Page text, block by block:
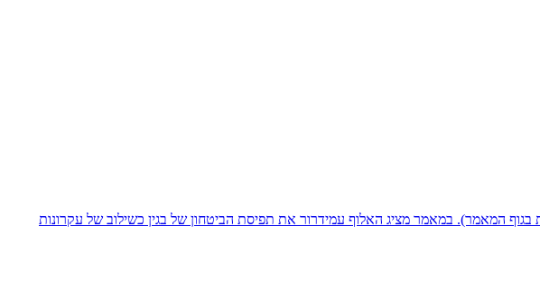
המאמר). במאמר מציג האלוף עמידרור את תפיסת הביטחון של בגין כשילוב של עקרונות